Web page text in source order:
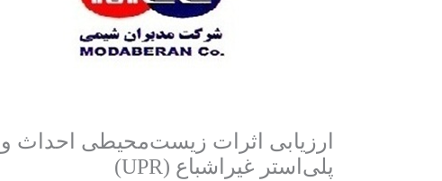
پلی‌استر غیراشباع (UPR)